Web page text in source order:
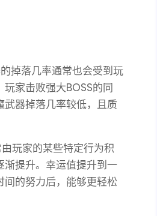
掉落几率通常也会受到玩
家击败强大BOSS的同
器掉落几率较低，且质
玩家的某些特定行为积
提升。幸运值提升到一
的努力后，能够更轻松